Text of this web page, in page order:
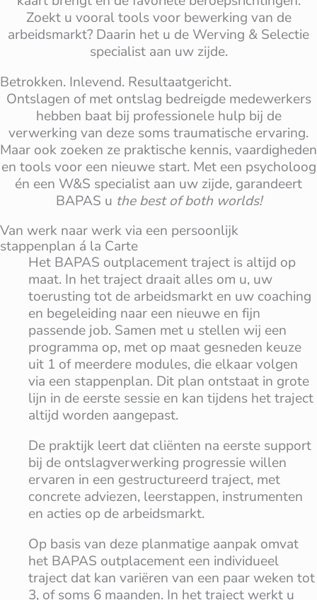
Zoekt u vooral tools voor bewerking van de
arbeidsmarkt? Daarin het u de Werving & Selectie
specialist aan uw zijde.
Betrokken. Inlevend. Resultaatgericht.
Ontslagen of met ontslag bedreigde medewerkers
hebben baat bij professionele hulp bij de
verwerking van deze soms traumatische ervaring.
Maar ook zoeken ze praktische kennis, vaardigheden
en tools voor een nieuwe start. Met een psycholoog
én een W&S specialist aan uw zijde, garandeert
BAPAS u the best of both worlds!
Van werk naar werk via een persoonlijk
stappenplan á la Carte
Het BAPAS outplacement traject is altijd op
maat. In het traject draait alles om u, uw
toerusting tot de arbeidsmarkt en uw coaching
en begeleiding naar een nieuwe en fijn
passende job. Samen met u stellen wij een
programma op, met op maat gesneden keuze
uit 1 of meerdere modules, die elkaar volgen
via een stappenplan. Dit plan ontstaat in grote
lijn in de eerste sessie en kan tijdens het traject
altijd worden aangepast.
De praktijk leert dat cliënten na eerste support
bij de ontslagverwerking progressie willen
ervaren in een gestructureerd traject, met
concrete adviezen, leerstappen, instrumenten
en acties op de arbeidsmarkt.
Op basis van deze planmatige aanpak omvat
het BAPAS outplacement een individueel
traject dat kan variëren van een paar weken tot
3, of soms 6 maanden. In het traject werkt u